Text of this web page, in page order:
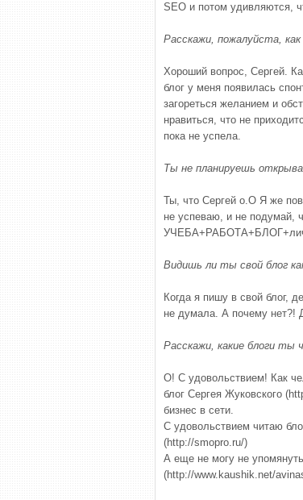
SEO и потом удивляются,
Расскажи, пожалуйста,
Хороший вопрос, Сергей.
блог у меня появилась
загореться желанием и
нравиться, что не
пока не успела.
Ты не планируешь
Ты, что Сергей о.О Я же
не успеваю, и не подумай,
Видишь ли ты свой блог
Когда я пишу в свой блог,
не думала. А почему нет?!
Расскажи, какие блоги ты
О! С удовольствием! Как
блог Сергея Жуковского
бизнес в сети.
С удовольствием читаю
(http://smopro.ru/)
А еще не могу не
(http://www.kaushik.net/